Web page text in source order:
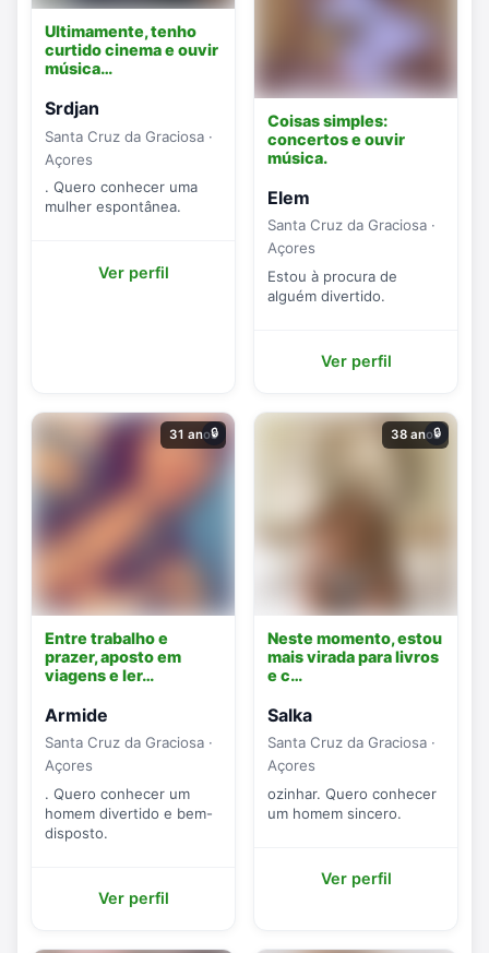
Ultimamente, tenho
curtido cinema e ouvir
música…
Srdjan
Santa Cruz da Graciosa ·
Açores
. Quero conhecer uma
mulher espontânea.
Ver perfil
Coisas simples:
concertos e ouvir
música.
Elem
Santa Cruz da Graciosa ·
Açores
Estou à procura de
alguém divertido.
Ver perfil
31 anos
🔒
Entre trabalho e
prazer, aposto em
viagens e ler…
Armide
Santa Cruz da Graciosa ·
Açores
. Quero conhecer um
homem divertido e bem-
disposto.
Ver perfil
38 anos
🔒
Neste momento, estou
mais virada para livros
e c…
Salka
Santa Cruz da Graciosa ·
Açores
ozinhar. Quero conhecer
um homem sincero.
Ver perfil